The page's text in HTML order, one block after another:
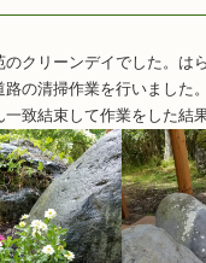
のクリーンデイでした。は
の清掃作業を行いました。
一致結束して作業をした結